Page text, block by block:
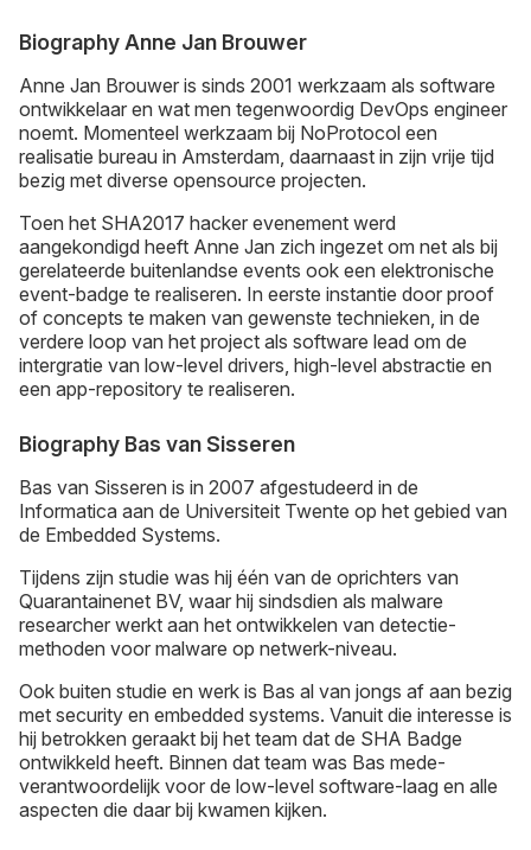
Biography Anne Jan Brouwer
Anne Jan Brouwer is sinds 2001 werkzaam als software
ontwikkelaar en wat men tegenwoordig DevOps engineer
noemt. Momenteel werkzaam bij NoProtocol een
realisatie bureau in Amsterdam, daarnaast in zijn vrije tijd
bezig met diverse opensource projecten.
Toen het SHA2017 hacker evenement werd
aangekondigd heeft Anne Jan zich ingezet om net als bij
gerelateerde buitenlandse events ook een elektronische
event-badge te realiseren. In eerste instantie door proof
of concepts te maken van gewenste technieken, in de
verdere loop van het project als software lead om de
intergratie van low-level drivers, high-level abstractie en
een app-repository te realiseren.
Biography Bas van Sisseren
Bas van Sisseren is in 2007 afgestudeerd in de
Informatica aan de Universiteit Twente op het gebied van
de Embedded Systems.
Tijdens zijn studie was hij één van de oprichters van
Quarantainenet BV, waar hij sindsdien als malware
researcher werkt aan het ontwikkelen van detectie-
methoden voor malware op netwerk-niveau.
Ook buiten studie en werk is Bas al van jongs af aan bezig
met security en embedded systems. Vanuit die interesse is
hij betrokken geraakt bij het team dat de SHA Badge
ontwikkeld heeft. Binnen dat team was Bas mede-
verantwoordelijk voor de low-level software-laag en alle
aspecten die daar bij kwamen kijken.